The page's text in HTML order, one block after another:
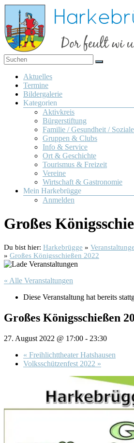
Zum
Inhalt
springen
Harkebrügge
Dor
feult
wi us
wohl!
Menü
Aktuelles
Termine
Bildergalerie
Kategorien
Aktivkreis
Bürgerstiftung
Familie / Gesundheit /
Gruppen & Clubs
Info & Service
Ort & Geschichte
Tourismus & Freizeit
Vereine
Wirtschaft & Gastronomie
Mein Harkebrügge
Anmelden
Großes
Du bist hier: Harkebrügge »
» Großes Königsschießen 2022
« Alle Veranstaltungen
Diese Veranstaltung hat bereits
Großes Königsschießen
27. August 2022 @ 17:00 - 23:30
« Freihlichttheater Hatshausen
Volksschützenfest 2022 »